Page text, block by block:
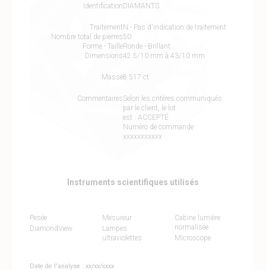
Identification DIAMANTS
Traitement N - Pas d'indication de traitement
Nombre total de pierres50
Forme - TailleRonde - Brillant
Dimensions42.5/10 mm à 43/10 mm
Masse8.517 ct
CommentairesSelon les critères communiqués
par le client, le lot
est : ACCEPTÉ
Numéro de commande :
xxxxxxxxxxx
Instruments scientifiques utilisés
Pesée
DiamondView
Mesureur
Lampes
ultraviolettes
Cabine lumière
normalisée
Microscope
Date de l'analyse : xx/xx/xxxx